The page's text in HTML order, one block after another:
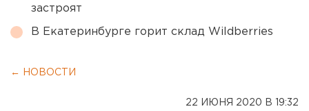
застроят
В Екатеринбурге горит склад Wildberries
← НОВОСТИ
22 ИЮНЯ 2020 В 19:32